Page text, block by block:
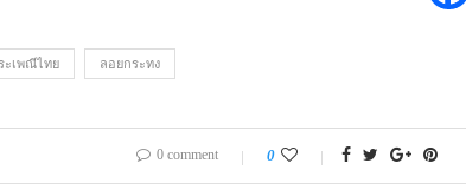
ะเพณีไทย ลอยกระทง
0 comment 0